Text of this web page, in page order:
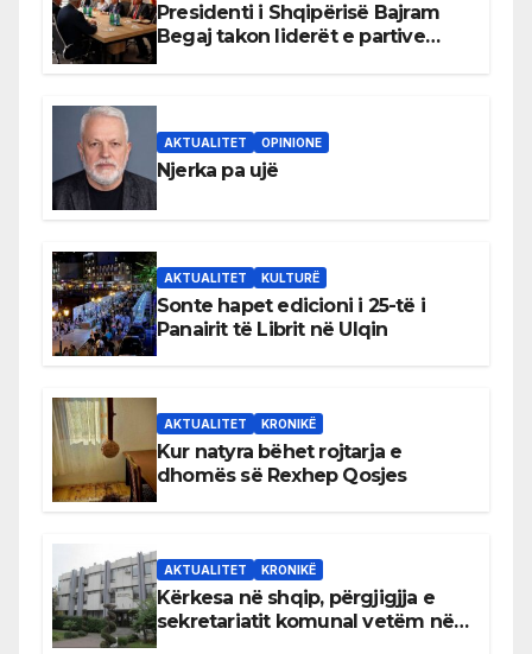
Presidenti i Shqipërisë Bajram
Begaj takon liderët e partive
AKTUALITET OPINIONE
Njerka pa ujë
AKTUALITET KULTURË
Sonte hapet edicioni i 25-të i
Panairit të Librit në Ulqin
AKTUALITET KRONIKË
Kur natyra bëhet rojtarja e
dhomës së Rexhep Qosjes
AKTUALITET KRONIKË
Kërkesa në shqip, përgjigjja e
sekretariatit komunal vetëm në